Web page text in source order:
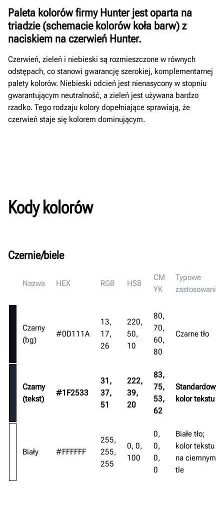
Paleta kolorów firmy Hunter jest oparta na
triadzie (schemacie kolorów koła barw) z
naciskiem na czerwień Hunter.
Czerwień, zieleń i niebieski są rozmieszczone w równych
odstępach, co stanowi gwarancję szerokiej, komplementarnej
palety kolorów. Niebieski odcień jest nienasycony w stopniu
gwarantującym neutralność, a zieleń jest używana bardzo
rzadko. Tego rodzaju kolory dopełniające sprawiają, że
czerwień staje się kolorem dominującym.
Kody kolorów
Czernie/biele
Nazwa HEX RGB HSB
CM
YK
Typowe
zastosowania
Czarny
(bg)
#0D111A
13,
17,
26
220,
50,
10
80,
70,
60,
80
Czarne tło
Czarny
(tekst)
#1F2533
31,
37,
51
222,
39,
20
83,
75,
53,
62
Standardowy
kolor tekstu
Biały #FFFFFF
255,
255,
255
0, 0,
100
0,
0,
0,
0
Białe tło;
kolor tekstu
na ciemnym
tle